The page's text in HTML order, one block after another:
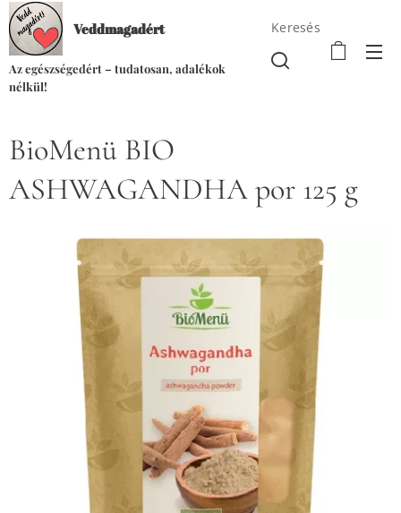
Veddmagadért
Az egészségedért – tudatosan, adalékok
nélkül!
Keresés
BioMenü BIO
ASHWAGANDHA por 125 g